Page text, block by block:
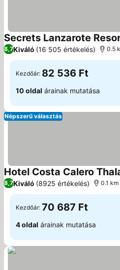
Secrets Lanzarote
8,7Kiváló (16 505 értékelés) 0.5
Kezdőár: 82 536 Ft
10 oldal árainak mutatása
Népszerű választás
Hotel Costa Calero
8,7Kiváló (8925 értékelés) 0.1
Kezdőár: 70 687 Ft
4 oldal árainak mutatása